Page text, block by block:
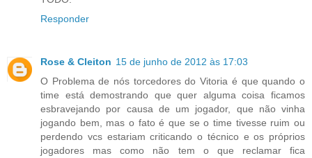
Responder
Rose & Cleiton 15 de junho de 2012 às 17:03
O Problema de nós torcedores do Vitoria é que quando o
time está demostrando que quer alguma coisa ficamos
esbravejando por causa de um jogador, que não vinha
jogando bem, mas o fato é que se o time tivesse ruim ou
perdendo vcs estariam criticando o técnico e os próprios
jogadores mas como não tem o que reclamar fica